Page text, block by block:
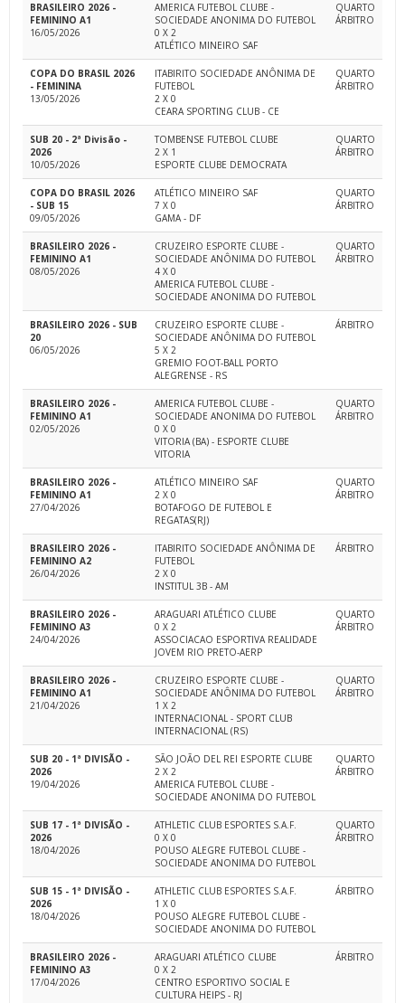
BRASILEIRO 2026 -
FEMININO A1
16/05/2026
AMERICA FUTEBOL CLUBE -
SOCIEDADE ANONIMA DO FUTEBOL
0 X 2
ATLÉTICO MINEIRO SAF
QUARTO
ÁRBITRO
COPA DO BRASIL 2026
- FEMININA
13/05/2026
ITABIRITO SOCIEDADE ANÔNIMA DE
FUTEBOL
2 X 0
CEARA SPORTING CLUB - CE
QUARTO
ÁRBITRO
SUB 20 - 2ª Divisão -
2026
10/05/2026
TOMBENSE FUTEBOL CLUBE
2 X 1
ESPORTE CLUBE DEMOCRATA
QUARTO
ÁRBITRO
COPA DO BRASIL 2026
- SUB 15
09/05/2026
ATLÉTICO MINEIRO SAF
7 X 0
GAMA - DF
QUARTO
ÁRBITRO
BRASILEIRO 2026 -
FEMININO A1
08/05/2026
CRUZEIRO ESPORTE CLUBE -
SOCIEDADE ANÔNIMA DO FUTEBOL
4 X 0
AMERICA FUTEBOL CLUBE -
SOCIEDADE ANONIMA DO FUTEBOL
QUARTO
ÁRBITRO
BRASILEIRO 2026 - SUB
20
06/05/2026
CRUZEIRO ESPORTE CLUBE -
SOCIEDADE ANÔNIMA DO FUTEBOL
5 X 2
GREMIO FOOT-BALL PORTO
ALEGRENSE - RS
ÁRBITRO
BRASILEIRO 2026 -
FEMININO A1
02/05/2026
AMERICA FUTEBOL CLUBE -
SOCIEDADE ANONIMA DO FUTEBOL
0 X 0
VITORIA (BA) - ESPORTE CLUBE
VITORIA
QUARTO
ÁRBITRO
BRASILEIRO 2026 -
FEMININO A1
27/04/2026
ATLÉTICO MINEIRO SAF
2 X 0
BOTAFOGO DE FUTEBOL E
REGATAS(RJ)
QUARTO
ÁRBITRO
BRASILEIRO 2026 -
FEMININO A2
26/04/2026
ITABIRITO SOCIEDADE ANÔNIMA DE
FUTEBOL
2 X 0
INSTITUL 3B - AM
ÁRBITRO
BRASILEIRO 2026 -
FEMININO A3
24/04/2026
ARAGUARI ATLÉTICO CLUBE
0 X 2
ASSOCIACAO ESPORTIVA REALIDADE
JOVEM RIO PRETO-AERP
QUARTO
ÁRBITRO
BRASILEIRO 2026 -
FEMININO A1
21/04/2026
CRUZEIRO ESPORTE CLUBE -
SOCIEDADE ANÔNIMA DO FUTEBOL
1 X 2
INTERNACIONAL - SPORT CLUB
INTERNACIONAL (RS)
QUARTO
ÁRBITRO
SUB 20 - 1ª DIVISÃO -
2026
19/04/2026
SÃO JOÃO DEL REI ESPORTE CLUBE
2 X 2
AMERICA FUTEBOL CLUBE -
SOCIEDADE ANONIMA DO FUTEBOL
QUARTO
ÁRBITRO
SUB 17 - 1ª DIVISÃO -
2026
18/04/2026
ATHLETIC CLUB ESPORTES S.A.F.
0 X 0
POUSO ALEGRE FUTEBOL CLUBE -
SOCIEDADE ANONIMA DO FUTEBOL
QUARTO
ÁRBITRO
SUB 15 - 1ª DIVISÃO -
2026
18/04/2026
ATHLETIC CLUB ESPORTES S.A.F.
1 X 0
POUSO ALEGRE FUTEBOL CLUBE -
SOCIEDADE ANONIMA DO FUTEBOL
ÁRBITRO
BRASILEIRO 2026 -
FEMININO A3
17/04/2026
ARAGUARI ATLÉTICO CLUBE
0 X 2
CENTRO ESPORTIVO SOCIAL E
CULTURA HEIPS - RJ
ÁRBITRO